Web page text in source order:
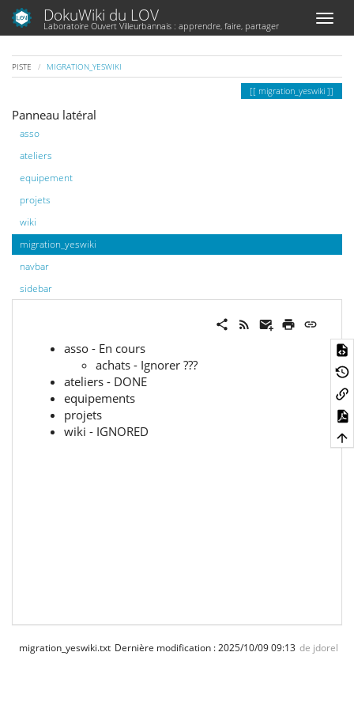
DokuWiki du LOV
Laboratoire Ouvert Villeurbannais : apprendre, faire, partager
PISTE MIGRATION_YESWIKI
migration_yeswiki
Panneau latéral
asso
ateliers
equipement
projets
wiki
migration_yeswiki
navbar
sidebar
asso - En cours
achats - Ignorer ???
ateliers - DONE
equipements
projets
wiki - IGNORED
migration_yeswiki.txt Dernière modification :2025/10/09 09:13 de jdorel